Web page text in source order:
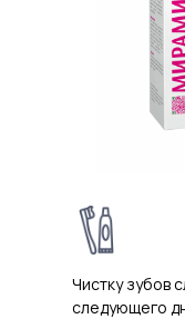
Чистку зубов
следующего